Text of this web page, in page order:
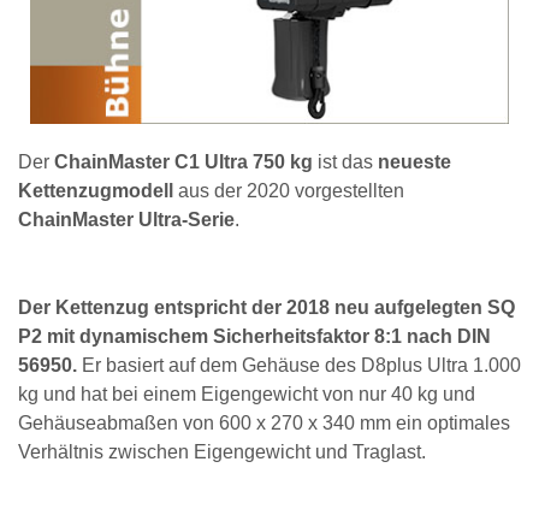
Der ChainMaster C1 Ultra 750 kg ist das neueste
Kettenzugmodell
aus der 2020 vorgestellten
ChainMaster Ultra-Serie.
Der Kettenzug entspricht der 2018 neu aufgelegten SQ
P2 mit dynamischem Sicherheitsfaktor 8:1 nach DIN
56950. Er basiert auf dem Gehäuse des D8plus Ultra 1.000
kg und hat bei einem Eigengewicht von nur 40 kg und
Gehäuseabmaßen von 600 x 270 x 340 mm ein optimales
Verhältnis zwischen Eigengewicht und Traglast.